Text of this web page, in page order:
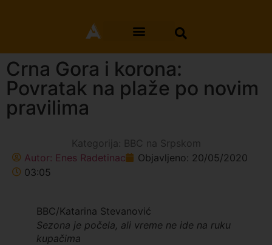
Crna Gora i korona:
Povratak na plaže po novim
pravilima
Kategorija: BBC na Srpskom
Autor: Enes Radetinac Objavljeno: 20/05/2020
03:05
BBC/Katarina Stevanović
Sezona je počela, ali vreme ne ide na ruku
kupačima